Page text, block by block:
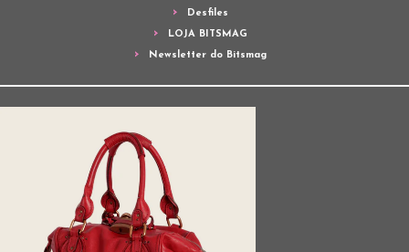
Desfiles
LOJA BITSMAG
Newsletter do Bitsmag